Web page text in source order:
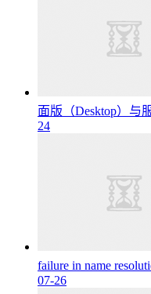
面版（Desktop）与
24
failure in name
07-26